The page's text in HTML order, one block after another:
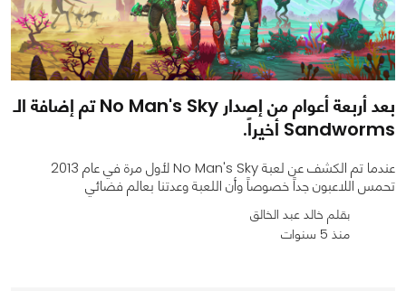
بعد أربعة أعوام من إصدار No Man's Sky تم إضافة الـ
Sandworms أخيراً.
عندما تم الكشف عن لعبة No Man's Sky لأول مرة في عام 2013
تحمس اللاعبون جداً خصوصاً وأن اللعبة وعدتنا بعالم فضائي
بقلم خالد عبد الخالق
منذ 5 سنوات